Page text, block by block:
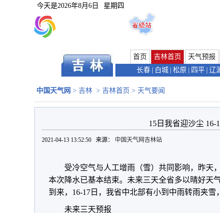
今天是2026年8月6日 星期四
首页 吉林首页
天气预报
长春
白城 松原 四平 辽
中国天气网 > 吉林 > 吉林首页 > 天气要闻
15日我省迎沙尘 16-
2021-04-13 13:52:50 来源： 中国天气网吉林站
受冷空气与人工增雨（雪）共同影响，昨天
本次降水已基本结束。未来三天全省多以晴好天
到来，16-17日，我省中北部有小到中雨转雨夹
未来三天预报